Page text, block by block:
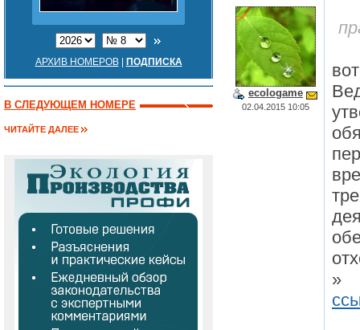
АРХИВ НОМЕРОВ| ПОДПИСКА
В СЛЕДУЮЩЕМ НОМЕРЕ
ЧИТАЙТЕ ДАЛЕЕ
ecologame
02.04.2015 10:05
»